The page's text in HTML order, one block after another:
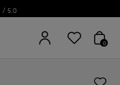
/ 5.0
0